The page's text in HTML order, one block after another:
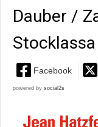
Dauber /
Stocklassa
Facebook
powered by social2s